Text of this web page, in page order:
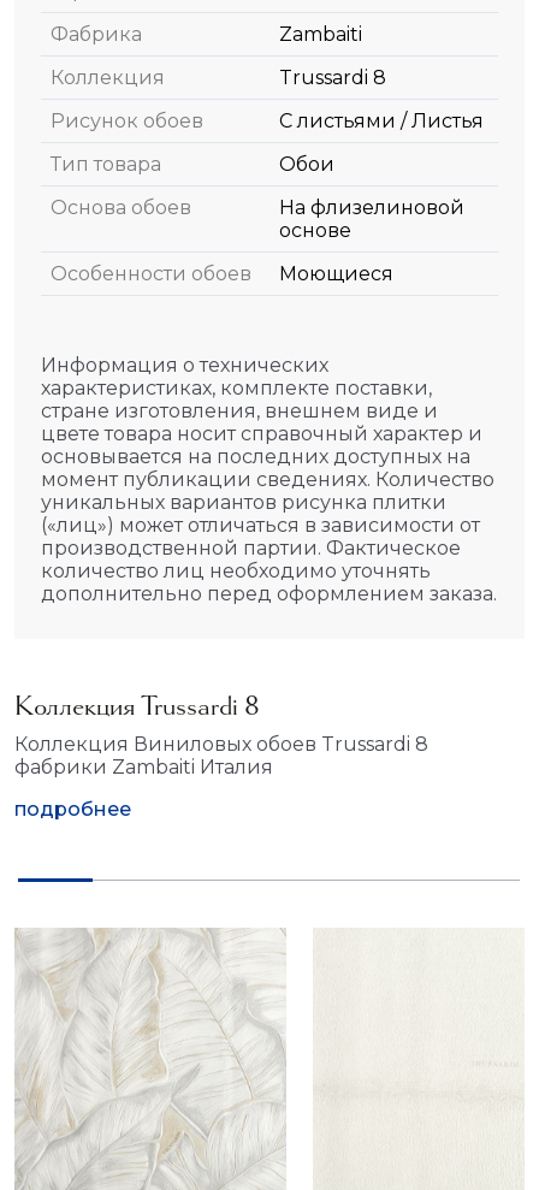
Фабрика
Zambaiti
Коллекция
Trussardi 8
Рисунок обоев
С листьями / Листья
Тип товара
Обои
Основа обоев
На флизелиновой
основе
Особенности обоев
Моющиеся
Информация о технических
характеристиках, комплекте поставки,
стране изготовления, внешнем виде и
цвете товара носит справочный характер и
основывается на последних доступных на
момент публикации сведениях. Количество
уникальных вариантов рисунка плитки
(«лиц») может отличаться в зависимости от
производственной партии. Фактическое
количество лиц необходимо уточнять
дополнительно перед оформлением заказа.
Коллекция Trussardi 8
Коллекция Виниловых обоев Trussardi 8
фабрики Zambaiti Италия
подробнее